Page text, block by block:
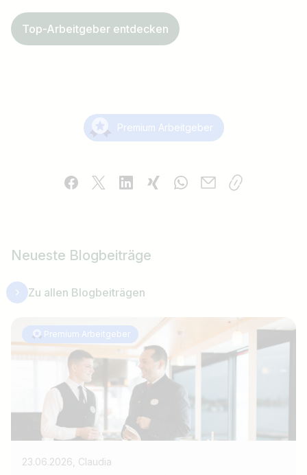
Top-Arbeitgeber entdecken
Premium Arbeitgeber
Neueste Blogbeiträge
Zu allen Blogbeiträgen
Premium Arbeitgeber
23.06.2026, Claudia